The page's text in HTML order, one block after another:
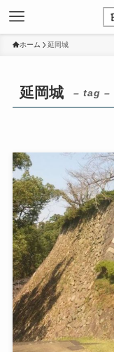
ホーム 延岡城
延岡城 – tag –